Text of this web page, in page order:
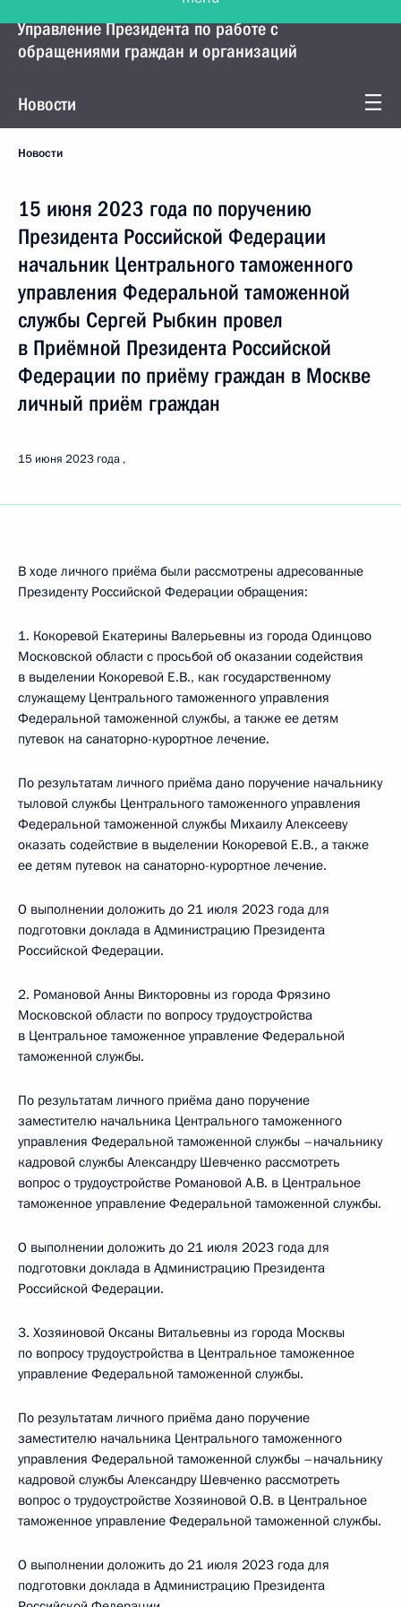
Управление Президента по работе с
обращениями граждан и организаций
Новости
Новости
15 июня 2023 года по поручению
Президента Российской Федерации
начальник Центрального таможенного
управления Федеральной таможенной
службы Сергей Рыбкин провел
в Приёмной Президента Российской
Федерации по приёму граждан в Москве
личный приём граждан
15 июня 2023 года
В ходе личного приёма были рассмотрены адресованные
Президенту Российской Федерации обращения:
1. Кокоревой Екатерины Валерьевны из города Одинцово
Московской области с просьбой об оказании содействия
в выделении Кокоревой Е.В., как государственному
служащему Центрального таможенного управления
Федеральной таможенной службы, а также ее детям
путевок на санаторно-курортное лечение.
По результатам личного приёма дано поручение начальнику
тыловой службы Центрального таможенного управления
Федеральной таможенной службы Михаилу Алексееву
оказать содействие в выделении Кокоревой Е.В., а также
ее детям путевок на санаторно-курортное лечение.
О выполнении доложить до 21 июля 2023 года для
подготовки доклада в Администрацию Президента
Российской Федерации.
2. Романовой Анны Викторовны из города Фрязино
Московской области по вопросу трудоустройства
в Центральное таможенное управление Федеральной
таможенной службы.
По результатам личного приёма дано поручение
заместителю начальника Центрального таможенного
управления Федеральной таможенной службы –начальнику
кадровой службы Александру Шевченко рассмотреть
вопрос о трудоустройстве Романовой А.В. в Центральное
таможенное управление Федеральной таможенной службы.
О выполнении доложить до 21 июля 2023 года для
подготовки доклада в Администрацию Президента
Российской Федерации.
3. Хозяиновой Оксаны Витальевны из города Москвы
по вопросу трудоустройства в Центральное таможенное
управление Федеральной таможенной службы.
По результатам личного приёма дано поручение
заместителю начальника Центрального таможенного
управления Федеральной таможенной службы –начальнику
кадровой службы Александру Шевченко рассмотреть
вопрос о трудоустройстве Хозяиновой О.В. в Центральное
таможенное управление Федеральной таможенной службы.
О выполнении доложить до 21 июля 2023 года для
подготовки доклада в Администрацию Президента